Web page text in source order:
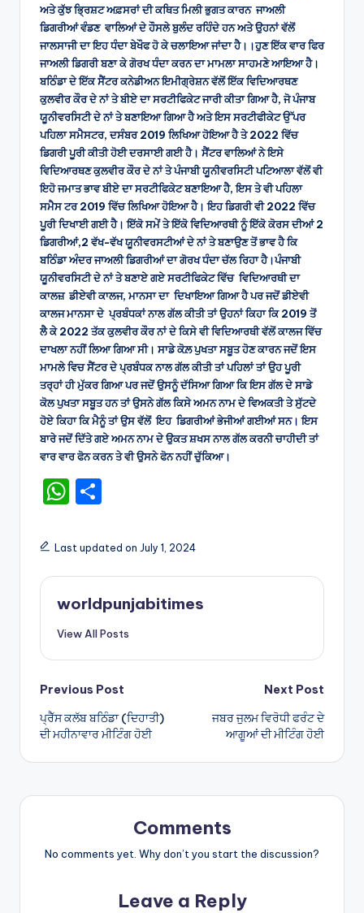
ਅਤੇ ਕੁੱਝ ਭ੍ਰਿਸ਼ਟ ਅਫ਼ਸਰਾਂ ਦੀ ਕਥਿਤ ਮਿਲੀ ਭੁਗਤ ਕਾਰਨ ਜਾਅਲੀ
ਡਿਗਰੀਆਂ ਵੰਡਣ ਵਾਲਿਆਂ ਦੇ ਹੌਸਲੇ ਬੁਲੰਦ ਰਹਿੰਦੇ ਹਨ ਅਤੇ ਉਹਨਾਂ ਵੱਲੋਂ
ਜਾਲਸਾਜੀ ਦਾ ਇਹ ਧੰਦਾ ਬੇਖੌਫ ਹੋ ਕੇ ਚਲਾਇਆ ਜਾਂਦਾ ਹੈ।।ਹੁਣ ਇੱਕ ਵਾਰ ਫਿਰ
ਜਾਅਲੀ ਡਿਗਰੀ ਬਣਾ ਕੇ ਗੋਰਖ ਧੰਦਾ ਕਰਨ ਦਾ ਮਾਮਲਾ ਸਾਹਮਣੇ ਆਇਆ ਹੈ।
ਬਠਿੰਡਾ ਦੇ ਇੱਕ ਸੈਂਟਰ ਕਨੇਡੀਅਨ ਇਮੀਗ੍ਰੇਸ਼ਨ ਵੱਲੋਂ ਇੱਕ ਵਿਦਿਆਰਥਣ
ਕੁਲਵੀਰ ਕੌਰ ਦੇ ਨਾਂ ਤੇ ਬੀਏ ਦਾ ਸਰਟੀਫਿਕੇਟ ਜਾਰੀ ਕੀਤਾ ਗਿਆ ਹੈ, ਜੋ ਪੰਜਾਬ
ਯੂਨੀਵਰਸਿਟੀ ਦੇ ਨਾਂ ਤੇ ਬਣਾਇਆ ਗਿਆ ਹੈ ਅਤੇ ਇਸ ਸਰਟੀਫੀਕੇਟ ਉੱਪਰ
ਪਹਿਲਾ ਸਮੈਸਟਰ, ਦਸੰਬਰ 2019 ਲਿਖਿਆ ਹੋਇਆ ਹੈ ਤੇ 2022 ਵਿੱਚ
ਡਿਗਰੀ ਪੂਰੀ ਕੀਤੀ ਹੋਈ ਦਰਸਾਈ ਗਈ ਹੈ। ਸੈਂਟਰ ਵਾਲਿਆਂ ਨੇ ਇਸੇ
ਵਿਦਿਆਰਥਣ ਕੁਲਵੀਰ ਕੌਰ ਦੇ ਨਾਂ ਤੇ ਪੰਜਾਬੀ ਯੂਨੀਵਰਸਿਟੀ ਪਟਿਆਲਾ ਵੱਲੋਂ ਵੀ
ਇਹੋ ਜਮਾਤ ਭਾਵ ਬੀਏ ਦਾ ਸਰਟੀਫਿਕੇਟ ਬਣਾਇਆ ਹੈ, ਇਸ ਤੇ ਵੀ ਪਹਿਲਾ
ਸਮੈਸ ਟਰ 2019 ਵਿੱਚ ਲਿਖਿਆ ਹੋਇਆ ਹੈ। ਇਹ ਡਿਗਰੀ ਵੀ 2022 ਵਿੱਚ
ਪੂਰੀ ਦਿਖਾਈ ਗਈ ਹੈ। ਇੱਕੋ ਸਮੇਂ ਤੇ ਇੱਕੋ ਵਿਦਿਆਰਥੀ ਨੂੰ ਇੱਕੋ ਕੋਰਸ ਦੀਆਂ 2
ਡਿਗਰੀਆਂ,2 ਵੱਖ-ਵੱਖ ਯੂਨੀਵਰਸਟੀਆਂ ਦੇ ਨਾਂ ਤੇ ਬਣਾਉਣ ਤੋਂ ਭਾਵ ਹੈ ਕਿ
ਬਠਿੰਡਾ ਅੰਦਰ ਜਾਅਲੀ ਡਿਗਰੀਆਂ ਦਾ ਗੋਰਖ ਧੰਦਾ ਚੱਲ ਰਿਹਾ ਹੈ।ਪੰਜਾਬੀ
ਯੂਨੀਵਰਸਿਟੀ ਦੇ ਨਾਂ ਤੇ ਬਣਾਏ ਗਏ ਸਰਟੀਫਿਕੇਟ ਵਿੱਚ ਵਿਦਿਆਰਥੀ ਦਾ
ਕਾਲਜ਼ ਡੀਏਵੀ ਕਾਲਜ, ਮਾਨਸਾ ਦਾ ਦਿਖਾਇਆ ਗਿਆ ਹੈ ਪਰ ਜਦੋਂ ਡੀਏਵੀ
ਕਾਲਜ ਮਾਨਸਾ ਦੇ ਪ੍ਰਬੰਧਕਾਂ ਨਾਲ ਗੱਲ ਕੀਤੀ ਤਾਂ ਉਹਨਾਂ ਕਿਹਾ ਕਿ 2019 ਤੋਂ
ਲੈ ਕੇ 2022 ਤੱਕ ਕੁਲਵੀਰ ਕੌਰ ਨਾਂ ਦੇ ਕਿਸੇ ਵੀ ਵਿਦਿਆਰਥੀ ਵੱਲੋਂ ਕਾਲਜ ਵਿੱਚ
ਦਾਖਲਾ ਨਹੀਂ ਲਿਆ ਗਿਆ ਸੀ। ਸਾਡੇ ਕੋਲ਼ ਪੁਖਤਾ ਸਬੂਤ ਹੋਣ ਕਾਰਨ ਜਦੋਂ ਇਸ
ਮਾਮਲੇ ਵਿਚ ਸੈਂਟਰ ਦੇ ਪ੍ਰਬੰਧਕ ਨਾਲ ਗੱਲ ਕੀਤੀ ਤਾਂ ਪਹਿਲਾਂ ਤਾਂ ਉਹ ਪੂਰੀ
ਤਰ੍ਹਾਂ ਹੀ ਮੁੱਕਰ ਗਿਆ ਪਰ ਜਦੋਂ ਉਸਨੂੰ ਦੱਸਿਆ ਗਿਆ ਕਿ ਇਸ ਗੱਲ ਦੇ ਸਾਡੇ
ਕੋਲ ਪੁਖਤਾ ਸਬੂਤ ਹਨ ਤਾਂ ਉਸਨੇ ਗੱਲ ਕਿਸੇ ਅਮਨ ਨਾਮ ਦੇ ਵਿਅਕਤੀ ਤੇ ਸੁੱਟਦੇ
ਹੋਏ ਕਿਹਾ ਕਿ ਮੈਨੂੰ ਤਾਂ ਉਸ ਵੱਲੋਂ ਇਹ ਡਿਗਰੀਆਂ ਭੇਜੀਆਂ ਗਈਆਂ ਸਨ। ਇਸ
ਬਾਰੇ ਜਦੋਂ ਦਿੱਤੇ ਗਏ ਅਮਨ ਨਾਮ ਦੇ ਉਕਤ ਸ਼ਖਸ ਨਾਲ ਗੱਲ ਕਰਨੀ ਚਾਹੀਦੀ ਤਾਂ
ਵਾਰ ਵਾਰ ਫੋਨ ਕਰਨ ਤੇ ਵੀ ਉਸਨੇ ਫੋਨ ਨਹੀਂ ਚੁੱਕਿਆ।
W
a
ts
A
p
ar
e
Last updated on July 1, 2024
worldpunjabitimes
View All Posts
Post
navigation
Previous Post
ਪ੍ਰੈੱਸ ਕਲੱਬ ਬਠਿੰਡਾ (ਦਿਹਾਤੀ)
ਦੀ ਮਹੀਨਾਵਾਰ ਮੀਟਿੰਗ ਹੋਈ
Next Post
ਜਬਰ ਜੁਲਮ ਵਿਰੋਧੀ ਫਰੰਟ ਦੇ
ਆਗੂਆਂ ਦੀ ਮੀਟਿੰਗ ਹੋਈ
Comments
No comments yet. Why don’t you start the discussion?
Leave a Reply